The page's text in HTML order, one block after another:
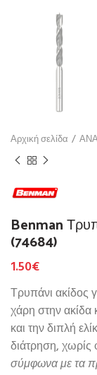
Αρχική σελίδα
Benman
(74684)
1.50€
Τρυπάνι ακίδος
χάρη στην ακίδα
και την διπλή
διάτρηση, χωρίς
σύμφωνα με τα